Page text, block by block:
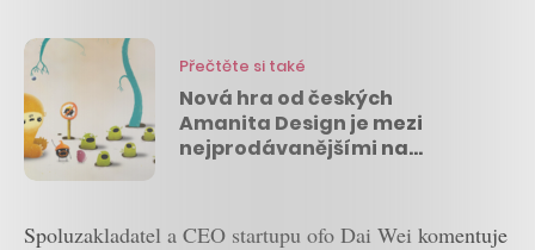
Přečtěte si také
Nová hra od českých
Amanita Design je mezi
nejprodávanějšími na
Spoluzakladatel a CEO startupu ofo Dai Wei komentuje